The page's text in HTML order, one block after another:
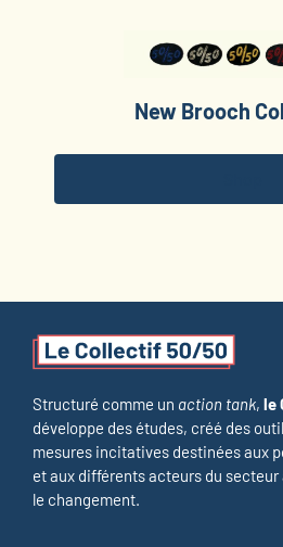
New Brooch
Structuré comme un action tank, le
développe des études, créé des
mesures incitatives destinées aux
et aux différents acteurs du secteur
le changement.